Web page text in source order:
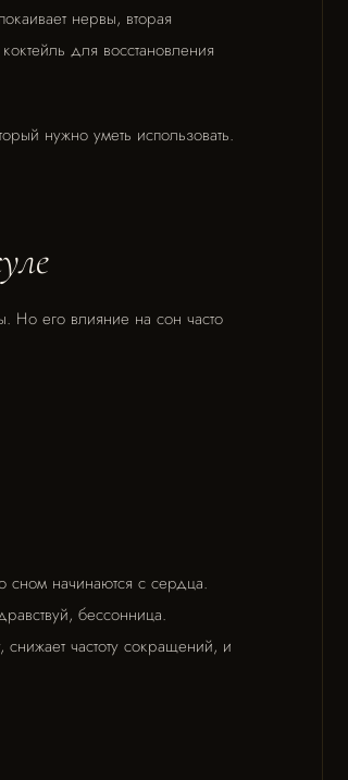
нервы, вторая
для восстановления
нужно уметь использовать.
Но его влияние на сон часто
начинаются с сердца.
бессонница.
частоту сокращений, и